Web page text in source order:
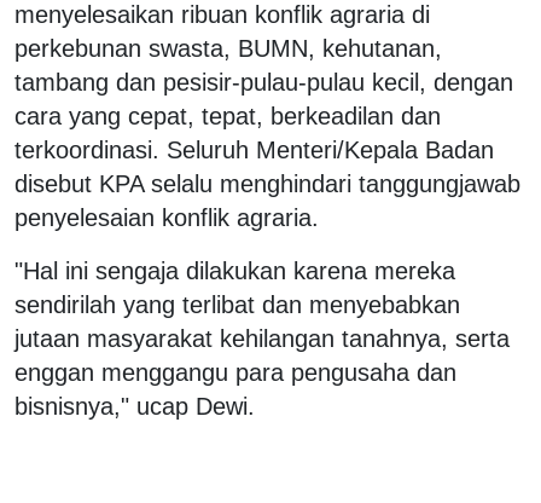
menyelesaikan ribuan konflik agraria di
perkebunan swasta, BUMN, kehutanan,
tambang dan pesisir-pulau-pulau kecil, dengan
cara yang cepat, tepat, berkeadilan dan
terkoordinasi. Seluruh Menteri/Kepala Badan
disebut KPA selalu menghindari tanggungjawab
penyelesaian konflik agraria.
"Hal ini sengaja dilakukan karena mereka
sendirilah yang terlibat dan menyebabkan
jutaan masyarakat kehilangan tanahnya, serta
enggan menggangu para pengusaha dan
bisnisnya," ucap Dewi.